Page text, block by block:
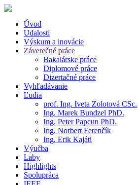
Úvod
Udalosti
Výskum a inovácie
Záverečné práce
Bakalárske práce
Diplomové práce
Dizertačné práce
Vyhľadávanie
Ľudia
prof. Ing. Iveta Zolotová CSc.
Ing. Marek Bundzel PhD.
Ing. Peter Papcun PhD.
Ing. Norbert Ferenčík
Ing. Erik Kajáti
Výučba
Laby
Highlights
Spolupráca